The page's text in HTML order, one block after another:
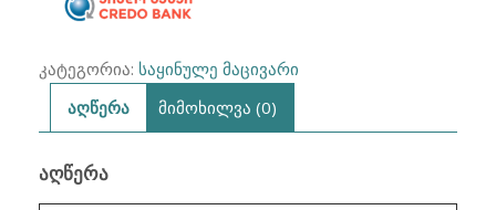
კატეგორია: საყინულე მაცივარი
აღწერა
მიმოხილვა (0)
ᲐᲦᲬᲔᲠᲐ